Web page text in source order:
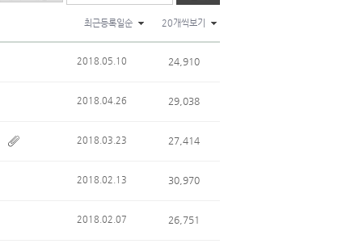
20개씩보기
최근등록일순
2018.05.10 24,910
2018.04.26 29,038
2018.03.23 27,414
2018.02.13 30,970
2018.02.07 26,751